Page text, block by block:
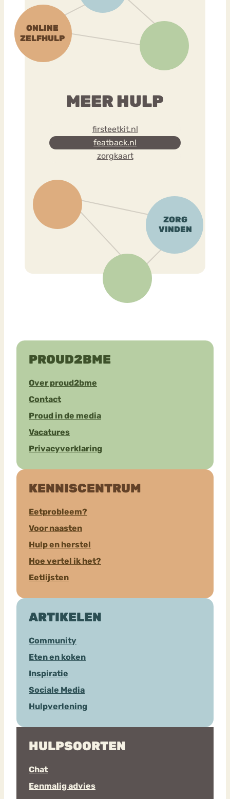
MEER HULP
firsteetkit.nl
featback.nl
zorgkaart
PROUD2BME
Over proud2bme
Contact
Proud in de media
Vacatures
Privacyverklaring
KENNISCENTRUM
Eetprobleem?
Voor naasten
Hulp en herstel
Hoe vertel ik het?
Eetlijsten
ARTIKELEN
Community
Eten en koken
Inspiratie
Sociale Media
Hulpverlening
HULPSOORTEN
Chat
Eenmalig advies